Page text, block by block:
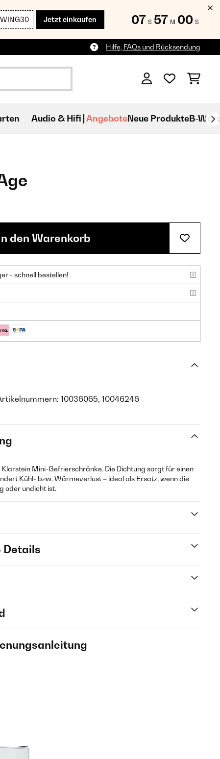
Jetzt einkaufen 07 S 56 M 58 S
Hilfe, FAQs und Rücksendung
Audio & Hifi AngeboteNeue ProdukteB-
den Warenkorb
- schnell bestellen!
10036065, 10046246
Mini-Gefrierschränke. Die Dichtung sorgt für einen
Kühl- bzw. Wärmeverlust – ideal als Ersatz, wenn die
oder undicht ist.
Details